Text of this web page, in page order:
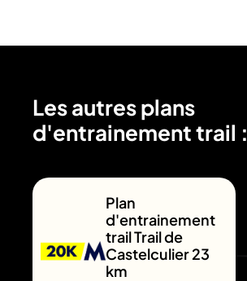
Les autres plans
d'entrainement trail :
Plan
d'entrainement
trail Trail de
Castelculier 23
km